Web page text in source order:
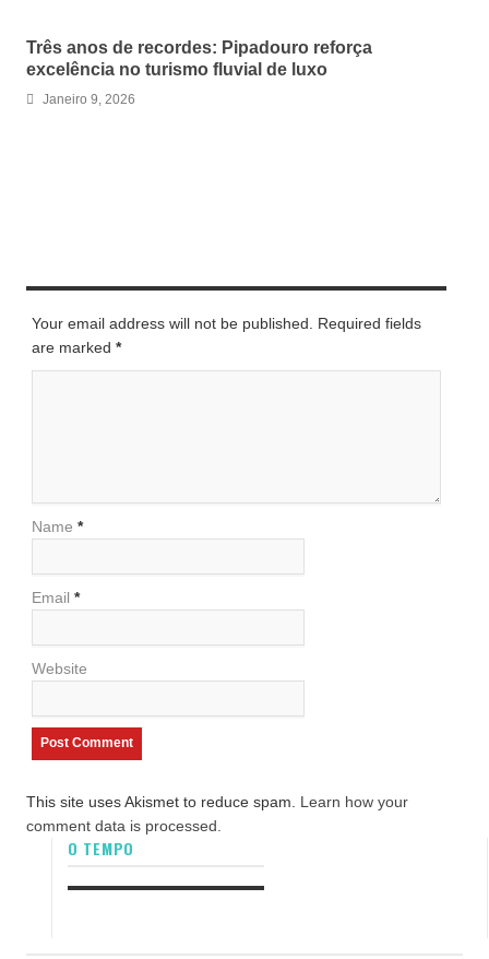
Três anos de recordes: Pipadouro reforça
excelência no turismo fluvial de luxo
Janeiro 9, 2026
Your email address will not be published. Required fields
are marked *
Name *
Email *
Website
This site uses Akismet to reduce spam. Learn how your
comment data is processed.
O TEMPO